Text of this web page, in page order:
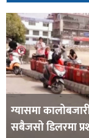
ग्यासमा
सबैजसो डिलरमा